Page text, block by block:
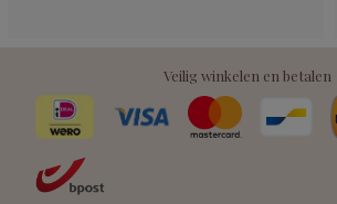
Veilig winkelen en betalen